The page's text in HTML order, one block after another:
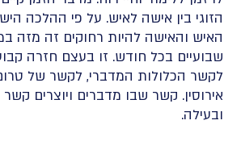
הזוגי בין אישה לאיש. על פי ההלכה
האיש והאישה להיות רחוקים זה מזה
שבועיים בכל חודש. זו בעצם חזרה
לקשר הכלולות המדברי, לקשר של
אירוסין. קשר שבו מדברים ויוצרים
ובעילה.